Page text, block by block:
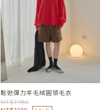
鬆弛彈力羊毛絨圓領毛衣
NT$1780